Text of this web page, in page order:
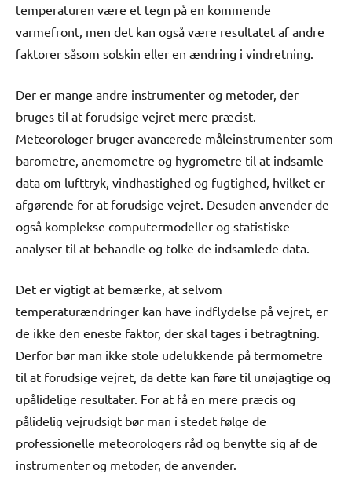
temperaturen være et tegn på en kommende
varmefront, men det kan også være resultatet af andre
faktorer såsom solskin eller en ændring i vindretning.
Der er mange andre instrumenter og metoder, der
bruges til at forudsige vejret mere præcist.
Meteorologer bruger avancerede måleinstrumenter som
barometre, anemometre og hygrometre til at indsamle
data om lufttryk, vindhastighed og fugtighed, hvilket er
afgørende for at forudsige vejret. Desuden anvender de
også komplekse computermodeller og statistiske
analyser til at behandle og tolke de indsamlede data.
Det er vigtigt at bemærke, at selvom
temperaturændringer kan have indflydelse på vejret, er
de ikke den eneste faktor, der skal tages i betragtning.
Derfor bør man ikke stole udelukkende på termometre
til at forudsige vejret, da dette kan føre til unøjagtige og
upålidelige resultater. For at få en mere præcis og
pålidelig vejrudsigt bør man i stedet følge de
professionelle meteorologers råd og benytte sig af de
instrumenter og metoder, de anvender.